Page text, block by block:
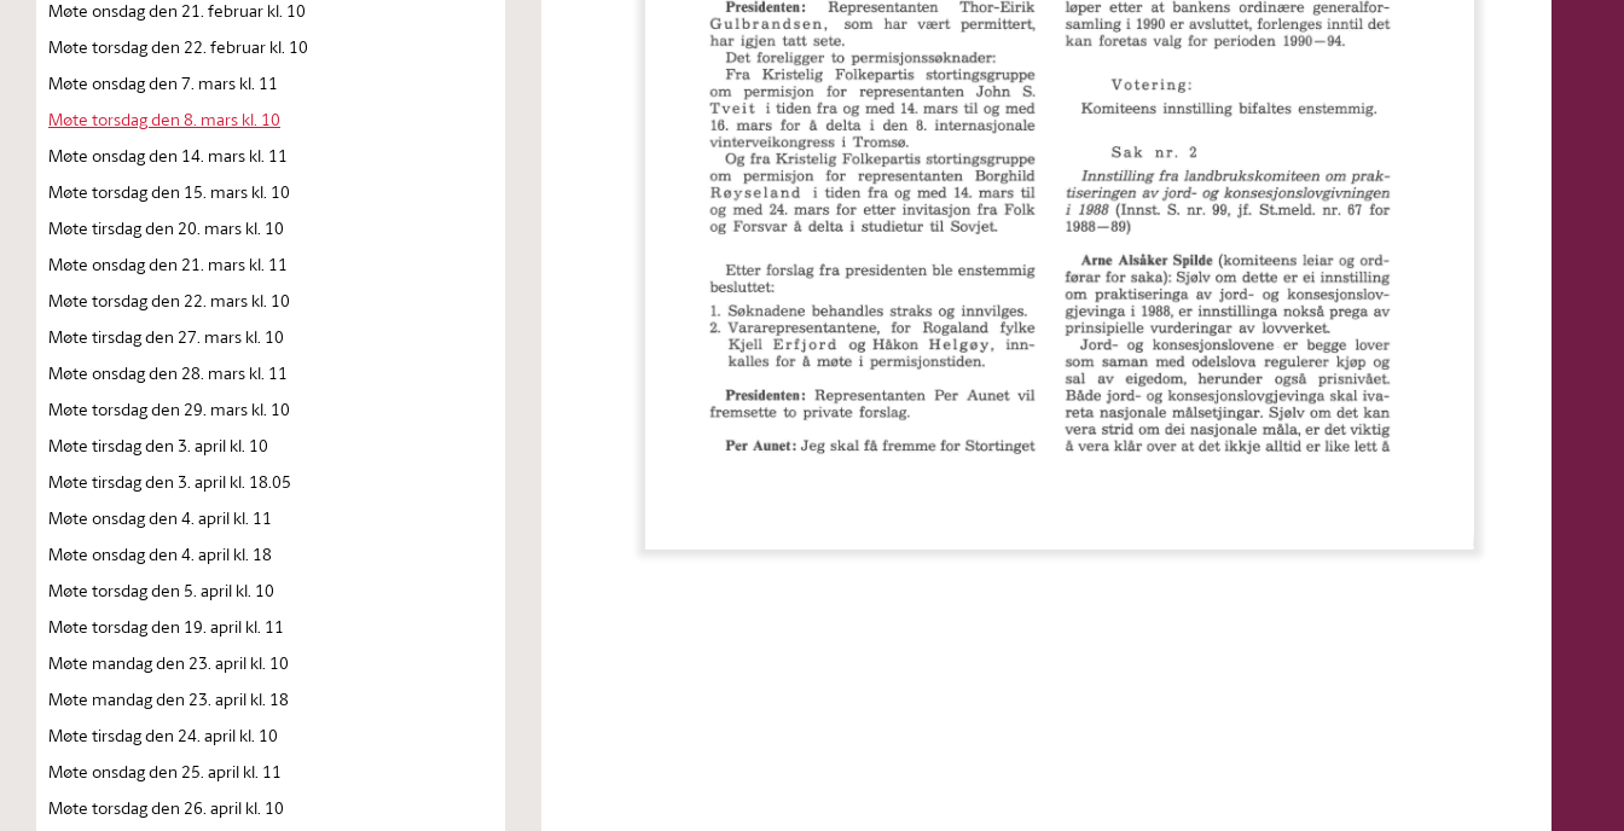
Møte onsdag den 21. februar kl. 10
Møte torsdag den 22. februar kl. 10
Møte onsdag den 7. mars kl. 11
Møte torsdag den 8. mars kl. 10
Møte onsdag den 14. mars kl. 11
Møte torsdag den 15. mars kl. 10
Møte tirsdag den 20. mars kl. 10
Møte onsdag den 21. mars kl. 11
Møte torsdag den 22. mars kl. 10
Møte tirsdag den 27. mars kl. 10
Møte onsdag den 28. mars kl. 11
Møte torsdag den 29. mars kl. 10
Møte tirsdag den 3. april kl. 10
Møte tirsdag den 3. april kl. 18.05
Møte onsdag den 4. april kl. 11
Møte onsdag den 4. april kl. 18
Møte torsdag den 5. april kl. 10
Møte torsdag den 19. april kl. 11
Møte mandag den 23. april kl. 10
Møte mandag den 23. april kl. 18
Møte tirsdag den 24. april kl. 10
Møte onsdag den 25. april kl. 11
Møte torsdag den 26. april kl. 10